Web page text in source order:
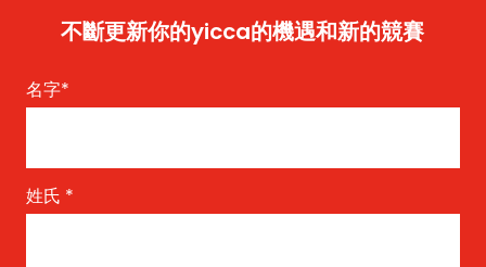
不斷更新你的yicca的機遇和新的競賽
名字*
姓氏 *